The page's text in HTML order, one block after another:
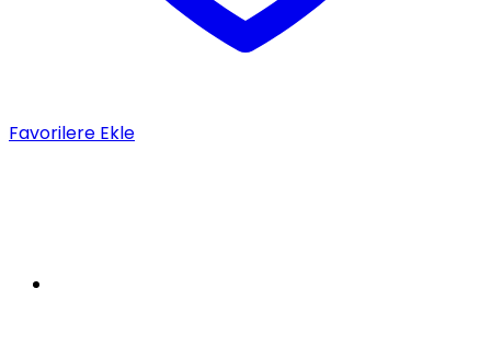
Favorilere Ekle